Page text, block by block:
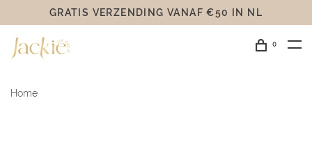
GRATIS VERZENDING VANAF €50 IN NL
0
Home